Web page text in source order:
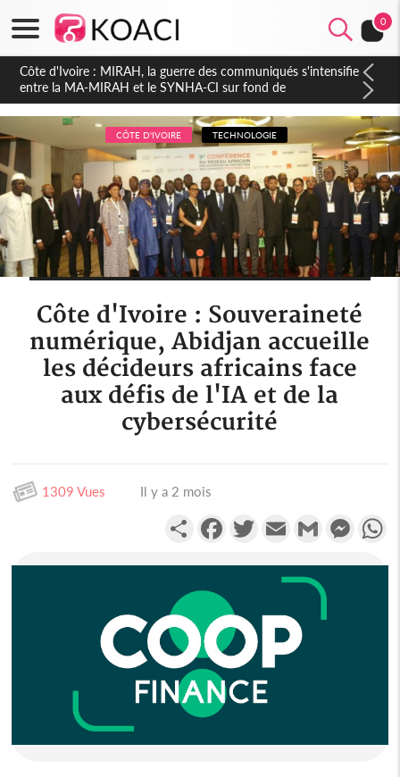
0
Côte d'Ivoire : Indépendance 2026, Thiam plaide pour un
environnement démocratique plus apaisé
CÔTE D'IVOIRE TECHNOLOGIE
Côte d'Ivoire : Souveraineté
numérique, Abidjan accueille
les décideurs africains face
aux défis de l'IA et de la
cybersécurité
1309 Vues Il y a 2 mois
PartagerFacebookTwitterEmail Gmail